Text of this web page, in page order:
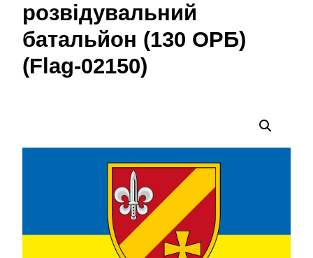
розвідувальний
батальйон (130 ОРБ)
(Flag-02150)